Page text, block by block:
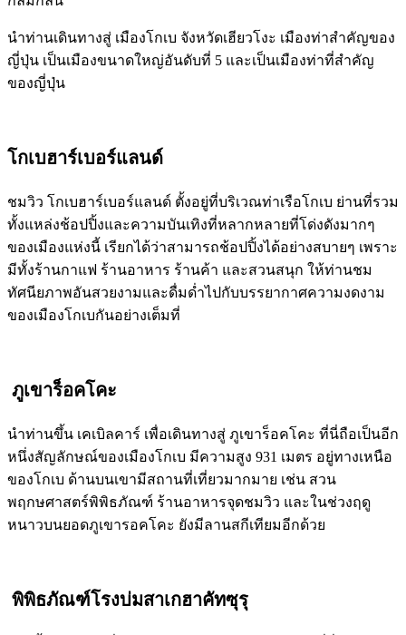
นำท่านเดินทางสู่ เมืองโกเบ จังหวัดเฮียวโงะ เมืองท่าสำคัญของ
ญี่ปุ่น เป็นเมืองขนาดใหญ่อันดับที่ 5 และเป็นเมืองท่าที่สำคัญ
ของญี่ปุ่น
โกเบฮาร์เบอร์แลนด์
ชมวิว โกเบฮาร์เบอร์แลนด์ ตั้งอยู่ที่บริเวณท่าเรือโกเบ ย่านที่รวม
ทั้งแหล่งช้อปปิ้งและความบันเทิงที่หลากหลายที่โด่งดังมากๆ
ของเมืองแห่งนี้ เรียกได้ว่าสามารถช้อปปิ้งได้อย่างสบายๆ เพราะ
มีทั้งร้านกาแฟ ร้านอาหาร ร้านค้า และสวนสนุก ให้ท่านชม
ทัศนียภาพอันสวยงามและดื่มด่ำไปกับบรรยากาศความงดงาม
ของเมืองโกเบกันอย่างเต็มที่
ภูเขาร็อคโคะ
นำท่านขึ้น เคเบิลคาร์ เพื่อเดินทางสู่ ภูเขาร็อคโคะ ที่นี่ถือเป็นอีก
หนึ่งสัญลักษณ์ของเมืองโกเบ มีความสูง 931 เมตร อยู่ทางเหนือ
ของโกเบ ด้านบนเขามีสถานที่เที่ยวมากมาย เช่น สวน
พฤกษศาสตร์พิพิธภัณฑ์ ร้านอาหารจุดชมวิว และในช่วงฤดู
หนาวบนยอดภูเขารอคโคะ ยังมีลานสกีเทียมอีกด้วย
พิพิธภัณฑ์โรงบ่มสาเกฮาคัทซุรุ